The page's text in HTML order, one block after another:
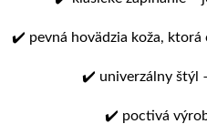
✔️ pevná hovädzia koža, ktorá
✔️ univerzálny štýl
✔️ poctivá